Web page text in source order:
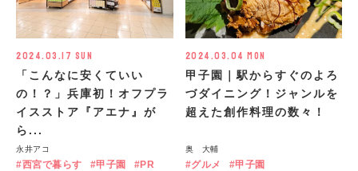
2024.03.17 Sun
「こんなに安くていい
の！？」兵庫初！オフプラ
イスストア『アエナ』が
ら...
永井アコ
西宮で暮らす 甲子園 PR
2024.03.04 Mon
甲子園｜駅からすぐのよろ
づダイニング！ジャンルを
超えた創作料理の数々！
奥 大輔
グルメ 甲子園